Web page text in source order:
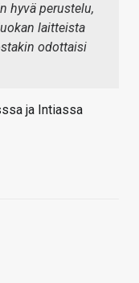
hyvä perustelu,
laitteista
odottaisi
ja Intiassa